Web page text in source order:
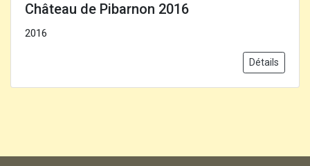
Château de Pibarnon 2016
2016
Détails